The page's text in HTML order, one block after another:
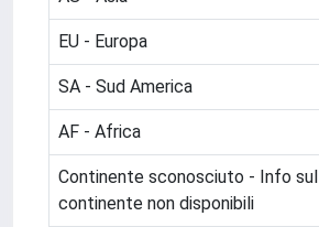
EU - Europa
SA - Sud America
AF - Africa
Continente sconosciuto - Info sul
continente non disponibili